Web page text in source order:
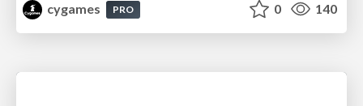
cygames
PRO 0 140